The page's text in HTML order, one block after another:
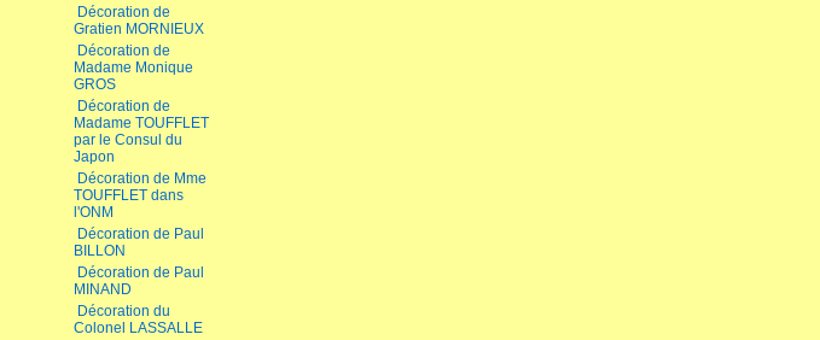
Décoration de
Gratien MORNIEUX
Décoration de
Madame Monique
GROS
Décoration de
Madame TOUFFLET
par le Consul du
Japon
Décoration de Mme
TOUFFLET dans
l'ONM
Décoration de Paul
BILLON
Décoration de Paul
MINAND
Décoration du
Colonel LASSALLE